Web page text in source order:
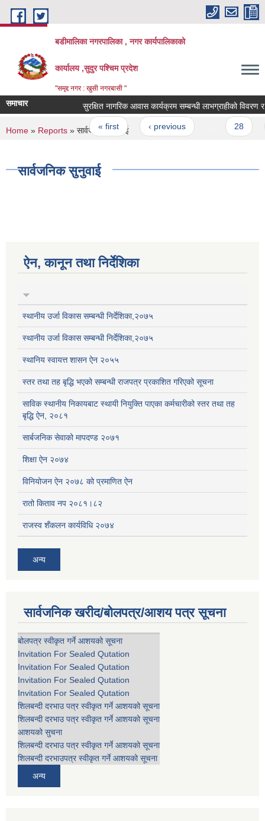
Skip to main content
बडीमालिका नगरपालिका , नगर कार्यपालिकाको
कार्यालय ,सुदुर पश्चिम प्रदेश
"समृद्द नगर : खुसी नगरबासी "
समाचार सुरक्षित नागरिक आवास कार्यक्रम सम्बन्धी लाभग्राहीको विवरण र
Pages
« first ‹ previous
You are here
Home » Reports » सार्वजनिक सुनुवाई
सार्वजनिक सुनुवाई
ऐन, कानून तथा निर्देशिका
स्थानीय उर्जा विकास सम्बन्धी निर्देशिका,२०७५
स्थानीय उर्जा विकास सम्बन्धी निर्देशिका,२०७५
स्थानिय स्वायत्त शासन ऐन २०५५
स्तर तथा तह बृद्धि भएको सम्बन्धी राजपत्र प्रकाशित गरिएको सूचना
साविक स्थानीय निकायबाट स्थायी नियुक्ति पाएका कर्मचारीको स्तर तथा तह
बृद्धि ऐन, २०८१
सार्बजनिक सेवाको मापदण्ड २०७१
शिक्षा ऐन २०७४
विनियोजन ऐन २०७८ को प्रमाणित ऐन
रातो किताव नप २०८१।८२
राजस्व शँकलन कार्यविधि २०७४
अन्य
सार्वजनिक खरीद/बोलपत्र/आशय पत्र सूचना
बोलपत्र स्वीकृत गर्ने आशयको सूचना
Invitation For Sealed Qutation
Invitation For Sealed Qutation
Invitation For Sealed Qutation
Invitation For Sealed Qutation
शिलबन्दी दरभाउ पत्र स्वीकृत गर्ने आशयको सूचना
शिलबन्दी दरभाउ पत्र स्वीकृत गर्ने आशयको सूचना
आशयको सुचना
शिलबन्दी दरभाउ पत्र स्वीकृत गर्ने आशयको सूचना
शिलबन्दी दरभाउपत्र स्वीकृत गर्ने आशयको सूचना
अन्य